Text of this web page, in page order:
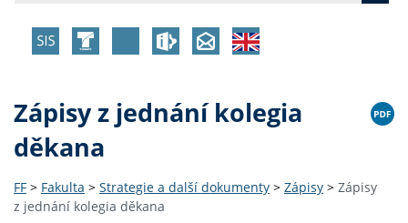
Zápisy z jednání kolegia
děkana
FF > Fakulta > Strategie a další dokumenty > Zápisy > Zápisy
z jednání kolegia děkana